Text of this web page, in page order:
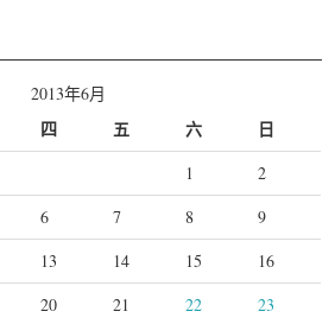
2013年6月
四 五 六 日
1
2
6 7 8
9
13 14 15
16
20 21 22
23